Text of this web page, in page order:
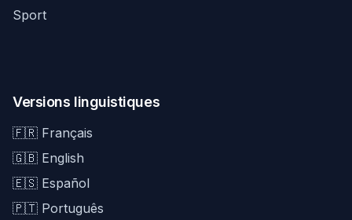
Sport
Versions linguistiques
🇫🇷 Français
🇬🇧 English
🇪🇸 Español
🇵🇹 Português